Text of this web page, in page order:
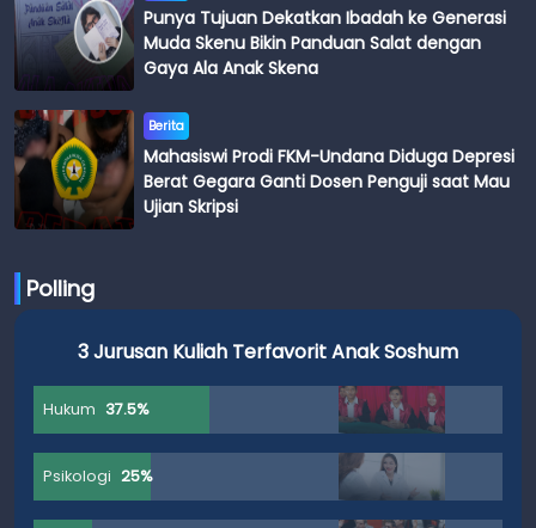
Punya Tujuan Dekatkan Ibadah ke Generasi
Muda Skenu Bikin Panduan Salat dengan
Gaya Ala Anak Skena
Berita
Mahasiswi Prodi FKM-Undana Diduga Depresi
Berat Gegara Ganti Dosen Penguji saat Mau
Ujian Skripsi
Polling
3 Jurusan Kuliah Terfavorit Anak Soshum
Hukum 37.5%
Psikologi 25%